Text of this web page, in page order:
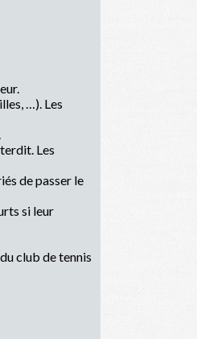
…). Les
Les
de passer le
si leur
club de tennis